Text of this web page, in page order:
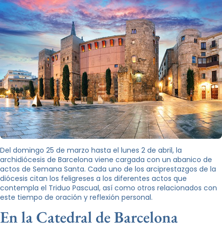
Del domingo 25 de marzo hasta el lunes 2 de abril, la
archidiócesis de Barcelona viene cargada con un abanico de
actos de Semana Santa. Cada uno de los arciprestazgos de la
diócesis citan los feligreses a los diferentes actos que
contempla el Triduo Pascual, así como otros relacionados con
este tiempo de oración y reflexión personal.
En la Catedral de Barcelona